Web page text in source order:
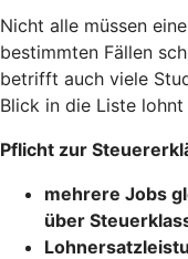
Nicht alle müssen
bestimmten Fällen
betrifft auch viele
Blick in die Liste lohnt
Pflicht zur
mehrere Jobs
über